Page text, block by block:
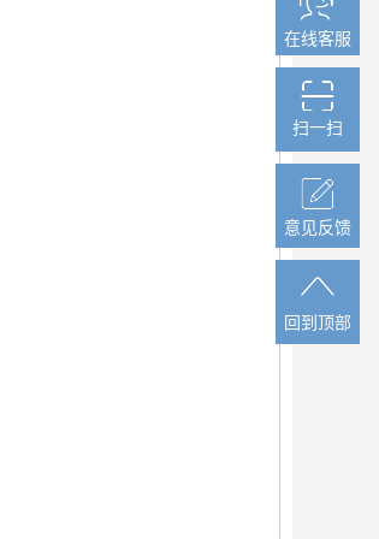
在线客服
扫一扫
意见反馈
回到顶部
在线客服
扫一扫
意见反馈
回到顶部